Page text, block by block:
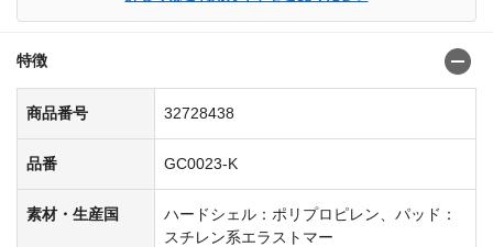
特徴
商品番号 32728438
品番 GC0023-K
素材・生産国
ハードシェル：ポリプロピレン、パッド：
スチレン系エラストマー